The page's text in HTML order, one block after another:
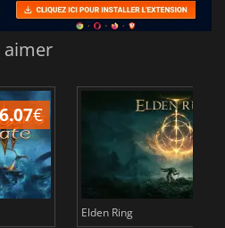
aimer
€
Elden Ring